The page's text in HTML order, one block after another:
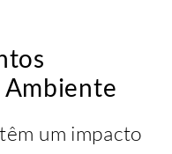
um impacto